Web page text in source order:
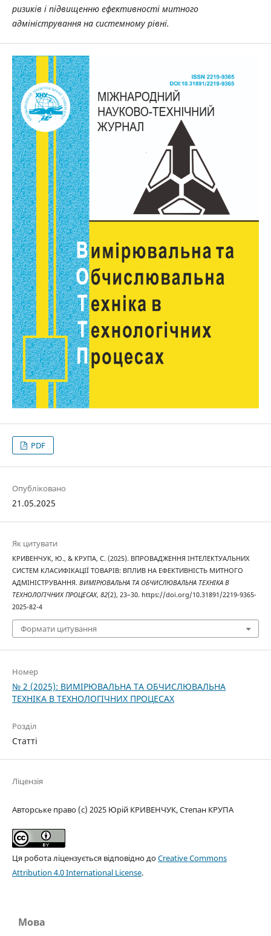
ризиків і підвищенню ефективності митного
адміністрування на системному рівні.
PDF
Опубліковано
21.05.2025
Як цитувати
КРИВЕНЧУК, Ю., & КРУПА, С. (2025). ВПРОВАДЖЕННЯ ІНТЕЛЕКТУАЛЬНИХ
СИСТЕМ КЛАСИФІКАЦІЇ ТОВАРІВ: ВПЛИВ НА ЕФЕКТИВНІСТЬ МИТНОГО
АДМІНІСТРУВАННЯ. ВИМІРЮВАЛЬНА ТА ОБЧИСЛЮВАЛЬНА ТЕХНІКА В
ТЕХНОЛОГІЧНИХ ПРОЦЕСАХ, 82(2), 23–30. https://doi.org/10.31891/2219-9365-
2025-82-4
Формати цитування
Номер
№ 2 (2025): ВИМІРЮВАЛЬНА ТА ОБЧИСЛЮВАЛЬНА
ТЕХНІКА В ТЕХНОЛОГІЧНИХ ПРОЦЕСАХ
Розділ
Статті
Ліцензія
Авторське право (c) 2025 Юрій КРИВЕНЧУК, Степан КРУПА
Ця робота ліцензується відповідно доCreative Commons
Attribution 4.0 International License.
Мова